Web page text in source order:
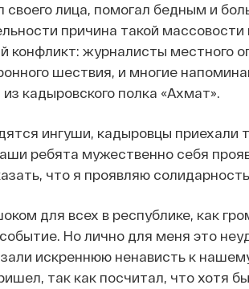
своего лица, помогал бедным и
причина такой
конфликт: журналисты местного
шествия, и многие
кадыровского полка «Ахмат».
ингуши, кадыровцы приехали
ребята мужественно себя
что я проявляю
для всех в республике, как
Но лично для меня это
искреннюю ненависть к
так как посчитал, что хотя